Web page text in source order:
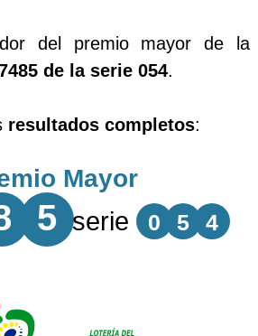
del premio mayor de la
de la serie 054.
resultados completos:
Mayor
5 serie 0 5 4